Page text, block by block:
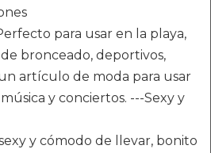
Perfecto para usar en la playa,
de bronceado, deportivos,
artículo de moda para usar
y conciertos. ---Sexy y
sexy y cómodo de llevar, bonito